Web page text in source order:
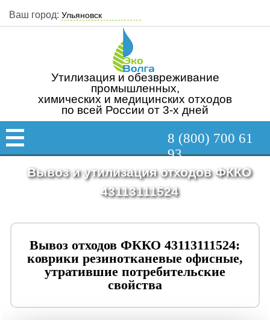
Ваш город:
Утилизация и обезвреживание
промышленных,
химических и медицинских отходов
по всей России от 3-х дней
8 (800) 700 61
93
Вывоз и утилизация отходов ФККО
43113111524
Вывоз отходов ФККО 43113111524:
коврики резинотканевые офисные,
утратившие потребительские
свойства